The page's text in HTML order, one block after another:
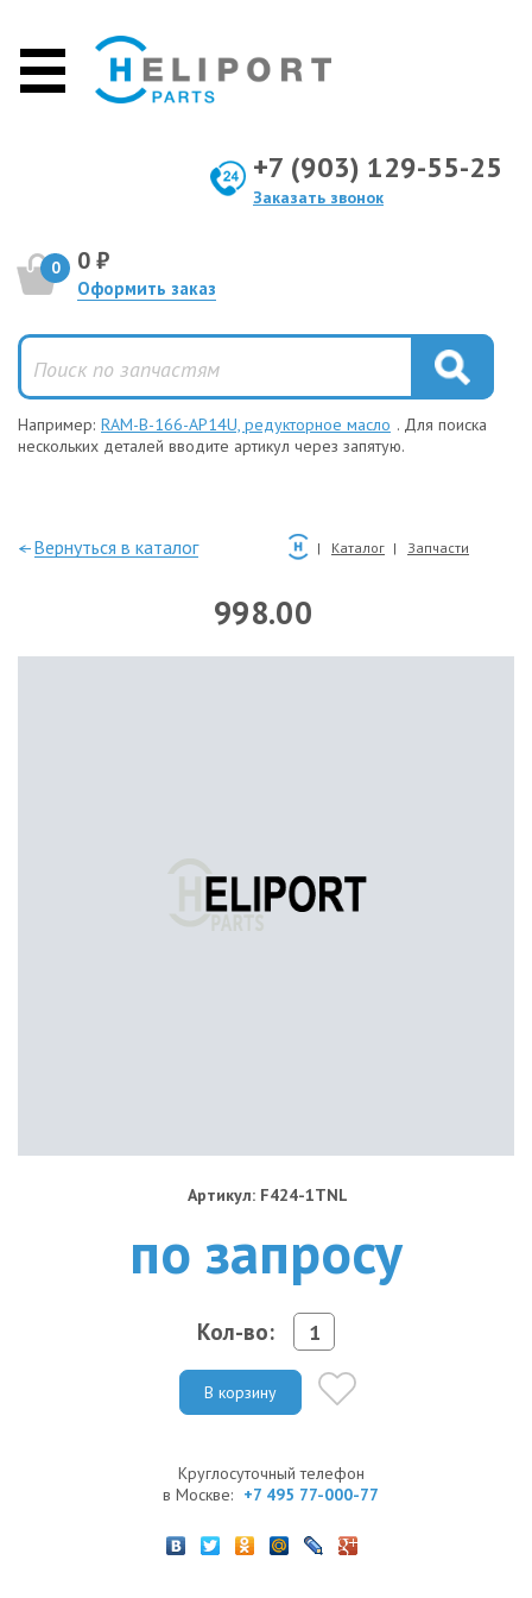
+7 (903) 129-55-25
Заказать звонок
0 0 ₽
Оформить заказ
Например: RAM-B-166-AP14U, редукторное масло . Для поиска
нескольких деталей вводите артикул через запятую.
—Вернуться в каталог Каталог Запчасти
998.00
Артикул: F424-1TNL
по запросу
Кол-во:
В корзину
Круглосуточный телефон
в Москве: +7 495 77-000-77